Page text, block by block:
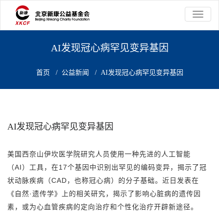
切
换
航
AI发现冠心病罕见变异基因
首页 / 公益新闻 / AI发现冠心病罕见变异基因
AI发现冠心病罕见变异基因
美国西奈山伊坎医学院研究人员使用一种先进的人工智能
（AI）工具，在17个基因中识别出罕见的编码变异，揭示了冠
状动脉疾病（CAD，也称冠心病）的分子基础。近日发表在
《自然·遗传学》上的相关研究，揭示了影响心脏病的遗传因
素，或为心血管疾病的定向治疗和个性化治疗开辟新途径。